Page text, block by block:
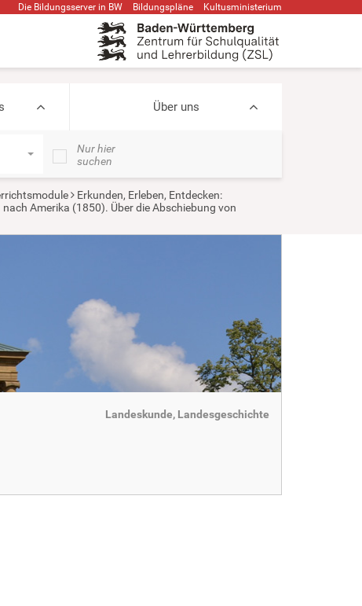
Die Bildungsserver in BW Bildungspläne Kultusministerium
Über uns
Nur hier
suchen
Erkunden, Erleben, Entdecken:
Amerika (1850). Über die Abschiebung von
Landeskunde, Landesgeschichte